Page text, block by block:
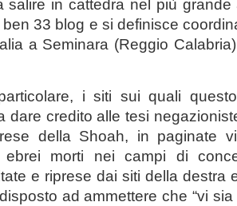
salire in cattedra nel più grande
33 blog e si definisce
a Seminara (Reggio
i siti sui quali
dare credito alle tesi
della Shoah, in paginate
ebrei morti nei campi di
e riprese dai siti della destra
ad ammettere che “vi